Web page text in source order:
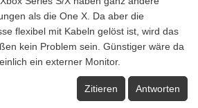
als die One X. Da aber die
flexibel mit Kabeln gelöst ist, wird das
kein Problem sein. Günstiger wäre da
ein externer Monitor.
Zitieren Antworten